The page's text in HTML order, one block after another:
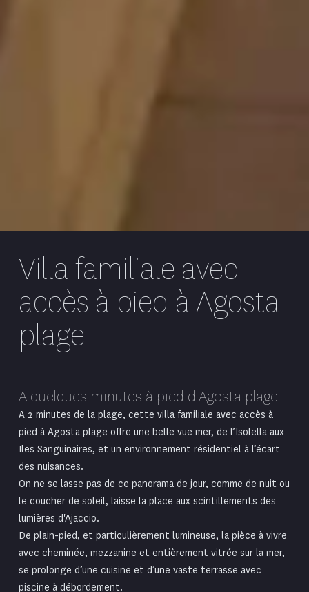
Villa familiale avec
accès à pied à Agosta
plage
A quelques minutes à pied d'Agosta plage
A 2 minutes de la plage, cette villa familiale avec accès à
pied à Agosta plage offre une belle vue mer, de l’Isolella aux
Iles Sanguinaires, et un environnement résidentiel à l’écart
des nuisances.
On ne se lasse pas de ce panorama de jour, comme de nuit ou
le coucher de soleil, laisse la place aux scintillements des
lumières d'Ajaccio.
De plain-pied, et particulièrement lumineuse, la pièce à vivre
avec cheminée, mezzanine et entièrement vitrée sur la mer,
se prolonge d’une cuisine et d’une vaste terrasse avec
piscine à débordement.